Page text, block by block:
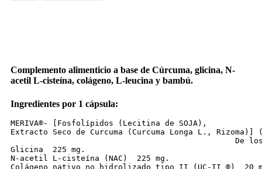
Complemento alimenticio a base de Cúrcuma, glicina, N-
acetil L-cisteína, colágeno, L-leucina y bambú.
Ingredientes por 1 cápsula:
MERIVA®- [Fosfolípidos (Lecitina de SOJA),
Extracto Seco de Curcuma (Curcuma Longa L.,
De
Glicina  225 mg.
N-acetil L-cisteína (NAC)  225 mg.
Colágeno nativo no hidrolizado tipo II (UC-II ®)  20